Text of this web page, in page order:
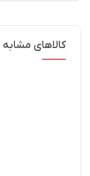
کالاهای مشابه